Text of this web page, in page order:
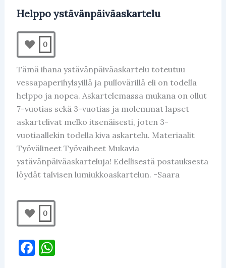
Helppo ystävänpäiväaskartelu
0
Tämä ihana ystävänpäiväaskartelu toteutuu
vessapaperihylsyillä ja pullovärillä eli on todella
helppo ja nopea. Askartelemassa mukana on ollut
7-vuotias sekä 3-vuotias ja molemmat lapset
askartelivat melko itsenäisesti, joten 3-
vuotiaallekin todella kiva askartelu. Materiaalit
Työvälineet Työvaiheet Mukavia
ystävänpäiväaskarteluja! Edellisestä postauksesta
löydät talvisen lumiukkoaskartelun. -Saara
0
F W